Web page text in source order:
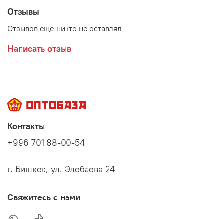
соевый), ароматизаторы, антиокислитель(Е306).
продуктов переработки сои.
Отзывы
Отзывов еще никто не оставлял
Написать отзыв
Контакты
+996 701 88-00-54
г. Бишкек, ул. Элебаева 24
Свяжитесь с нами